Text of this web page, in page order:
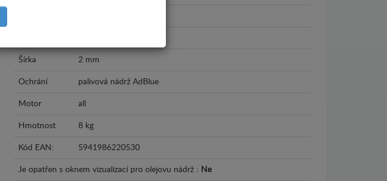
Šírka 2 mm
Ochrání palivová nádrž AdBlue
Motor all
Hmotnost 8 kg
Kód EAN: 5941986220530
Je opatřen s oknem vizualizací pro olejovu nádrž : Ne